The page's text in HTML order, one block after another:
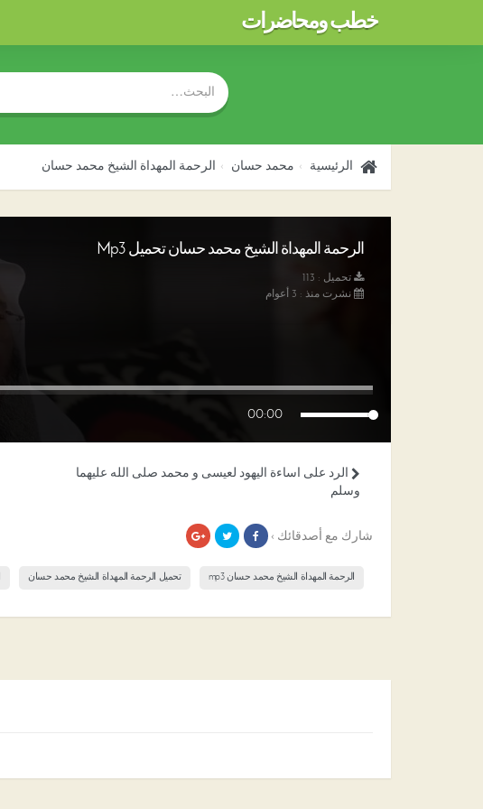
خطب ومحاضرات
الرئيسية محمد حسان الرحمة المهداة الشيخ محمد حسان
الرحمة المهداة الشيخ محمد حسان تحميل Mp3
تحميل : 113
نشرت منذ : 3 أعوام
00:00
الرد على اساءة اليهود لعيسى و محمد صلى الله عليهما
وسلم
شارك مع أصدقائك ›
الرحمة المهداة الشيخ محمد حسان mp3 تحميل الرحمة المهداة الشيخ محمد حسان